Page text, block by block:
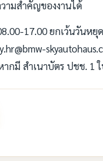
ามสำคัญของงานได้
17.00 ยกเว้นวันห
กมี สำเนาบัตร ปชช.